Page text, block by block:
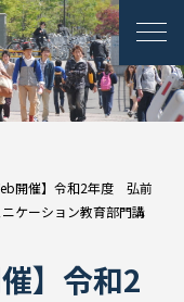
開催】令和2年度 弘前
ケーション教育部門講
】令和2